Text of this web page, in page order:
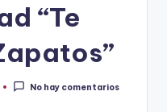
“Te
No hay comentarios